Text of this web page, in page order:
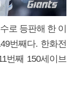
로 등판해 한 이
번째다. 한화전
번째 150세이브